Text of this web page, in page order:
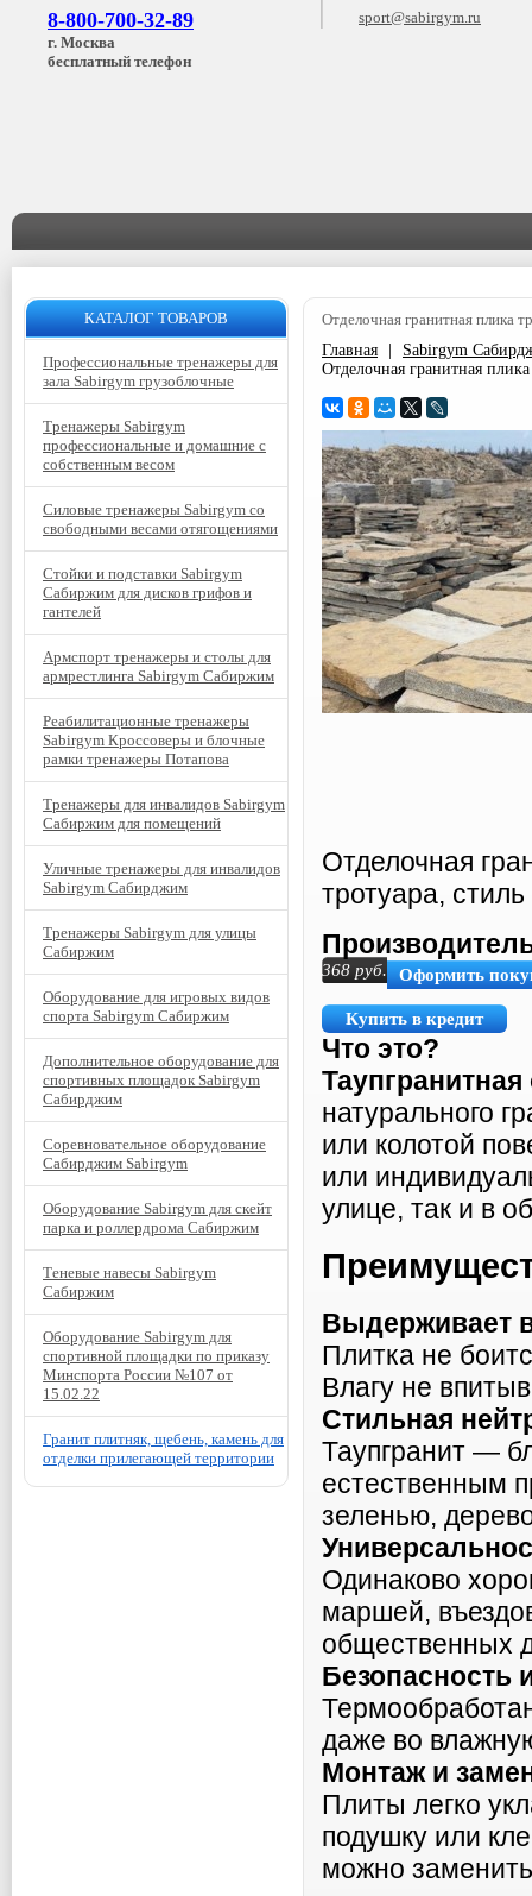
8-800-700-32-89
г. Москва
бесплатный телефон
sport@sabirgym.ru
Отделочная гранитная плика
Главная
Sabirgym
Отделочная гранитная
Отделочная
тротуара,
368 руб. Оформить
Купить в кредит
Что это?
натурального
или колотой
или
улице, так и в
Выдерживает
Плитка не
Влагу не
Стильная
Таупгранит —
естественным
зеленью,
Одинаково
маршей,
общественных
Безопасность
даже во
Монтаж и
Плиты легко
подушку или
можно
КАТАЛОГ ТОВАРОВ
Профессиональные тренажеры для
зала Sabirgym грузоблочные
Тренажеры Sabirgym
профессиональные и домашние с
собственным весом
Силовые тренажеры Sabirgym со
свободными весами отягощениями
Стойки и подставки Sabirgym
Сабиржим для дисков грифов и
гантелей
Армспорт тренажеры и столы для
армрестлинга Sabirgym Сабиржим
Реабилитационные тренажеры
Sabirgym Кроссоверы и блочные
рамки тренажеры Потапова
Тренажеры для инвалидов Sabirgym
Сабиржим для помещений
Уличные тренажеры для инвалидов
Sabirgym Сабирджим
Тренажеры Sabirgym для улицы
Сабиржим
Оборудование для игровых видов
спорта Sabirgym Сабиржим
Дополнительное оборудование для
спортивных площадок Sabirgym
Сабирджим
Соревновательное оборудование
Сабирджим Sabirgym
Оборудование Sabirgym для скейт
парка и роллердрома Сабиржим
Теневые навесы Sabirgym
Сабиржим
Оборудование Sabirgym для
спортивной площадки по приказу
Минспорта России №107 от
15.02.22
Гранит плитняк, щебень, камень для
отделки прилегающей территории